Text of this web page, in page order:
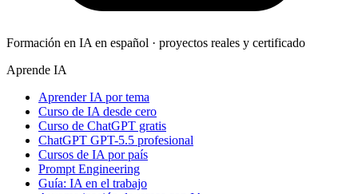
Formación en IA en español · proyectos reales y certificado
Aprende IA
Aprender IA por tema
Curso de IA desde cero
Curso de ChatGPT gratis
ChatGPT GPT-5.5 profesional
Cursos de IA por país
Prompt Engineering
Guía: IA en el trabajo